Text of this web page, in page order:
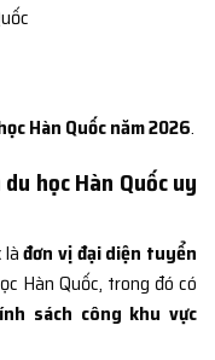
Hàn Quốc năm 2026.
học Hàn Quốc uy
làđơn vị đại diện tuyển
Hàn Quốc, trong đó có
sách công khu vực